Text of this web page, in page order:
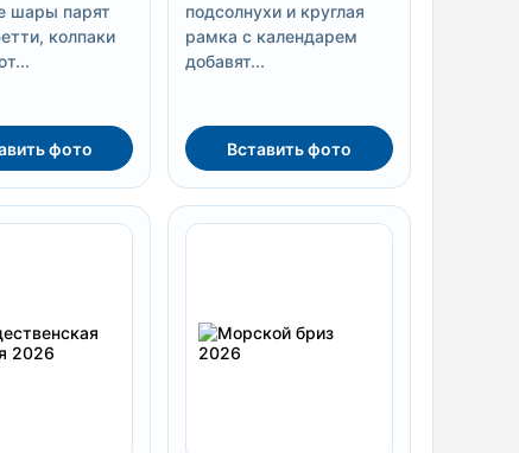
шары парят
колпаки
фото
подсолнухи и круглая
рамка с календарем
добавят...
Вставить фото